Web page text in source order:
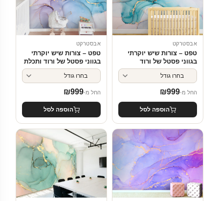
אבסטרקט
טפט – צורות שיש יוקרתי
בגווני פסטל של ורוד
וטורקיז
החל מ- ₪999
הוספה לסל
אבסטרקט
טפט – צורות שיש יוקרתי
בגווני פסטל של ורוד ותכלת
החל מ- ₪999
הוספה לסל